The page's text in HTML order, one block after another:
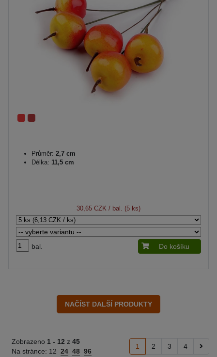
Průměr: 2,7 cm
Délka: 11,5 cm
30,65 CZK / bal. (5 ks)
bal. Do košíku
Zobrazeno 1 - 12 z 45
Na stránce: 12 24 48 96
1 2 3 4